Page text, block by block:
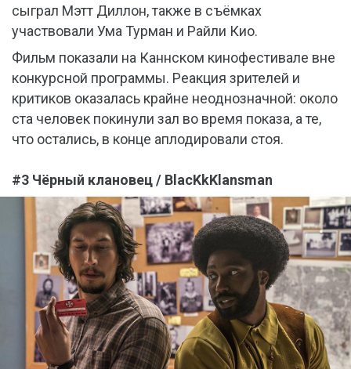
сыграл Мэтт Диллон, также в съёмках
участвовали Ума Турман и Райли Кио.
Фильм показали на Каннском кинофестивале вне
конкурсной программы. Реакция зрителей и
критиков оказалась крайне неоднозначной: около
ста человек покинули зал во время показа, а те,
что остались, в конце аплодировали стоя.
#3 Чёрный клановец / BlacKkKlansman